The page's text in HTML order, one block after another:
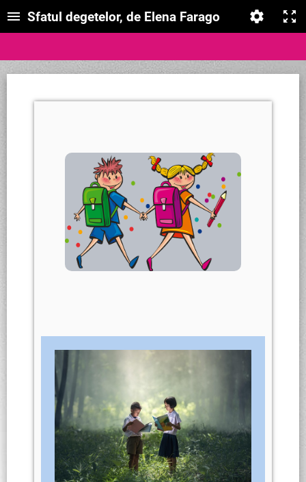
Sfatul degetelor, de Elena Farago